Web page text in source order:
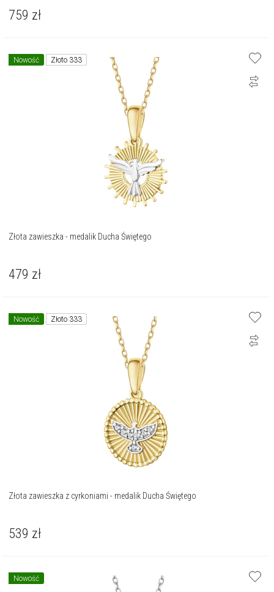
759 zł
Nowość Złoto 333
Złota zawieszka - medalik Ducha Świętego
479 zł
Nowość Złoto 333
Złota zawieszka z cyrkoniami - medalik Ducha Świętego
539 zł
Nowość